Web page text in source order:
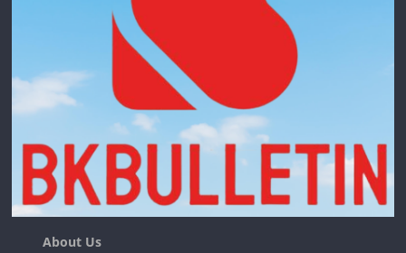
About Us